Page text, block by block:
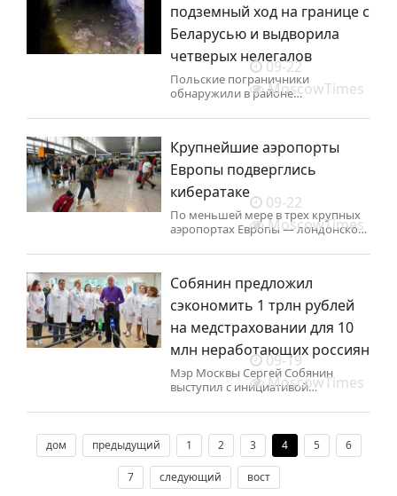
подземный ход на границе с
Беларусью и выдворила
четверых нелегалов
Польские пограничники
обнаружили в районе
Подляского воеводства подземный
на территорию страны из Беларуси
пытались проникнуть четыре
иностранца.
09-22
MoscowTimes
Крупнейшие аэропорты
Европы подверглись
кибератаке
По меньшей мере в трех крупных
аэропортах Европы — лондонском
массово задерживаются
кибератаки, имевшей место
вечером в пятницу, пишут Reuters
и Bild.
09-22
MoscowTimes
Собянин предложил
сэкономить 1 трлн рублей
на медстраховании для 10
млн неработающих россиян
Мэр Москвы Сергей Собянин
выступил с инициативой
медицинского страхования для
09-19
MoscowTimes
дом предыдущий 1 2 3 4 5 6
7 следующий вост